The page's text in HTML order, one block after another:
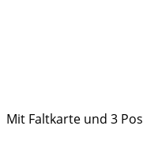
Mit Faltkarte und 3